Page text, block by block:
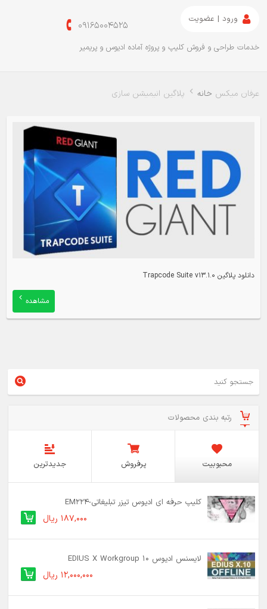
ورود | عضویت 09165004525
خدمات طراحی و فروش کلیپ و پروژه آماده ادیوس و پریمیر
عرفان میکس خانه پلاگین انیمیشن سازی
دانلود پلاگین Trapcode Suite v13.1.0
مشاهده
رتبه بندی محصولات
محبوبیت پرفروش جدیدترین
کلیپ حرفه ای ادیوس تیزر تبلیغاتی-EM224
187,000 ریال
لایسنس ادیوس 10 EDIUS X Workgroup
12,000,000 ریال